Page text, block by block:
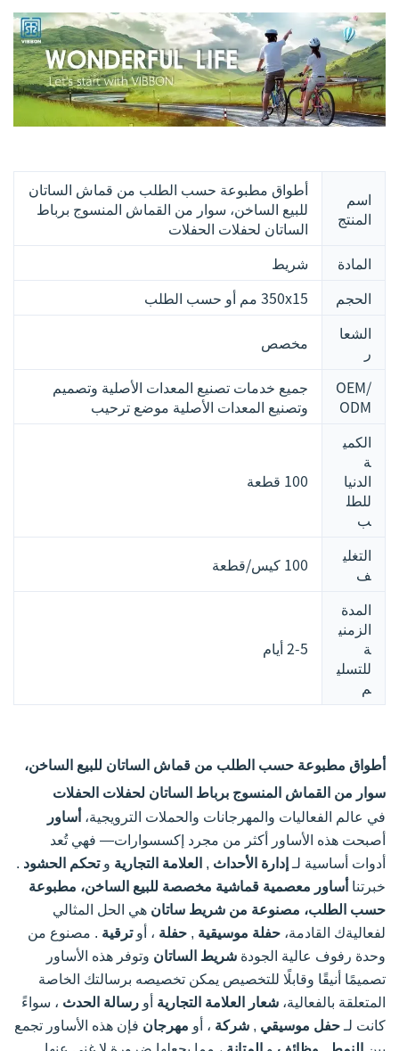
اسم
المنتج
أطواق مطبوعة حسب الطلب من قماش الساتان
للبيع الساخن، سوار من القماش المنسوج برباط
الساتان لحفلات الحفلات
المادة
شريط
الحجم
350x15 مم أو حسب الطلب
الشعا
ر
مخصص
OEM/
ODM
جميع خدمات تصنيع المعدات الأصلية وتصميم
وتصنيع المعدات الأصلية موضع ترحيب
الكمي
ة
الدنيا
للطل
ب
100 قطعة
التغلي
ف
100 كيس/قطعة
المدة
الزمني
ة
للتسلي
م
2-5 أيام
أطواق مطبوعة حسب الطلب من قماش الساتان للبيع الساخن،
سوار من القماش المنسوج برباط الساتان لحفلات الحفلات
في عالم الفعاليات والمهرجانات والحملات الترويجية، أساور
أصبحت هذه الأساور أكثر من مجرد إكسسوارات— فهي تُعد
أدوات أساسية لـ إدارة الأحداث , العلامة التجارية وتحكم الحشود .
خبرتنا أساور معصمية قماشية مخصصة للبيع الساخن، مطبوعة
حسب الطلب، مصنوعة من شريط ساتان هي الحل المثالي
لفعاليةك القادمة، حفلة موسيقية , حفلة ، أوترقية . مصنوع من
وحدة رفوف عالية الجودة شريط الساتان وتوفر هذه الأساور
تصميمًا أنيقًا وقابلًا للتخصيص يمكن تخصيصه برسالتك الخاصة
المتعلقة بالفعالية، شعار العلامة التجارية أو رسالة الحدث ، سواءً
كانت لـ حفل موسيقي , شركة ، أو مهرجان فإن هذه الأساور تجمع